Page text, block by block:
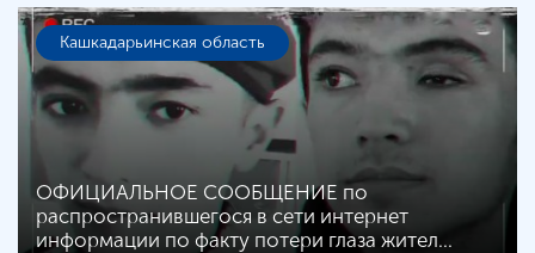
Кашкадарьинская область
ОФИЦИАЛЬНОЕ СООБЩЕНИЕ по
распространившегося в сети интернет
информации по факту потери глаза жител…